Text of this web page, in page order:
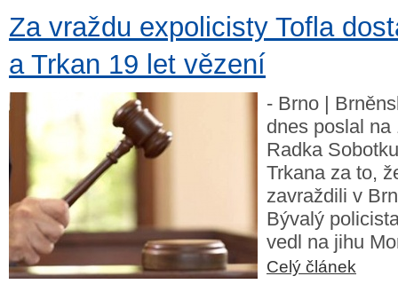
Za vraždu expolicisty Tofla
a Trkan 19 let vězení
- Brno |
dnes poslal
Radka
Trkana za to,
zavraždili v
Bývalý
vedl na jihu
Celý článek